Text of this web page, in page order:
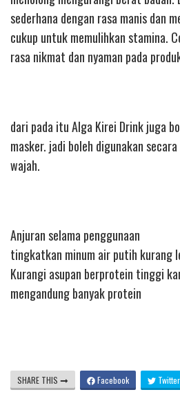
sederhana dengan rasa manis dan
cukup untuk memulihkan stamina.
rasa nikmat dan nyaman pada
dari pada itu Alga Kirei Drink juga
masker. jadi boleh digunakan
wajah.
Anjuran selama penggunaan
tingkatkan minum air putih kurang
Kurangi asupan berprotein tinggi
mengandung banyak protein
SHARE THIS Facebook Twitter